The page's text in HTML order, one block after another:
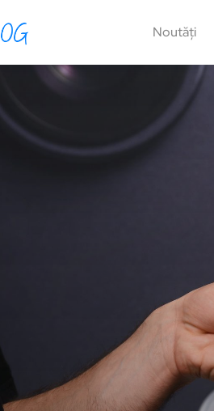
Noutăți